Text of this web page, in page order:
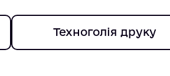
Техноголія друку